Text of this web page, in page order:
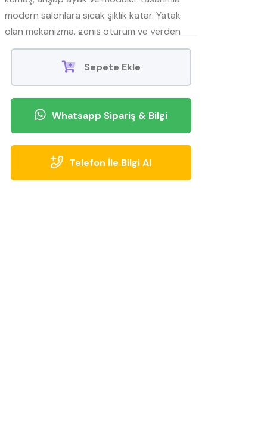
modern salonlara sıcak şıklık katar. Yatak
olan mekanizma, geniş oturum ve yerden
yüksek yapı kolay temizlik ve konfor sağlar.
Sepete Ekle
Whatsapp Sipariş & Bilgi
Telefon İle Bilgi Al